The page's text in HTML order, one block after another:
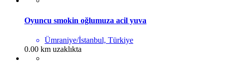
Oyuncu smokin oğlumuza acil yuva
Ümraniye/İstanbul, Türkiye
0.00 km uzaklıkta